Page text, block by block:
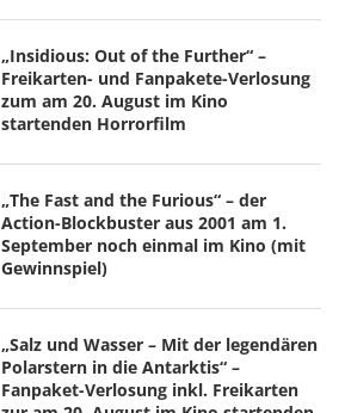
„Insidious: Out of the Further“ –
Freikarten- und Fanpakete-Verlosung
zum am 20. August im Kino
startenden Horrorfilm
„The Fast and the Furious“ – der
Action-Blockbuster aus 2001 am 1.
September noch einmal im Kino (mit
Gewinnspiel)
„Salz und Wasser – Mit der legendären
Polarstern in die Antarktis“ –
Fanpaket-Verlosung inkl. Freikarten